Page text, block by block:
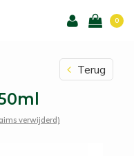
0
Terug
verwijderd)